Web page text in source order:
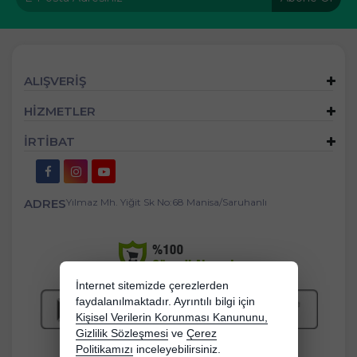
ALIŞVERİŞ
HİZMETLER
İRTİBAT
ADRESYılmaz Mh. Yiğit Sk No:68 Manisa/Saruhanlı
İnternet sitemizde çerezlerden
faydalanılmaktadır. Ayrıntılı bilgi için
Kişisel Verilerin Korunması Kanununu,
Gizlilik Sözleşmesi ve Çerez
Politikamızı inceleyebilirsiniz.